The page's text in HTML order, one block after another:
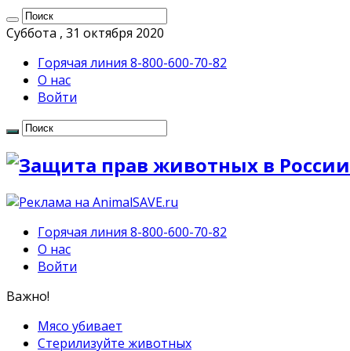
Суббота , 31 октября 2020
Горячая линия 8-800-600-70-82
О нас
Войти
Горячая линия 8-800-600-70-82
О нас
Войти
Важно!
Мясо убивает
Стерилизуйте животных